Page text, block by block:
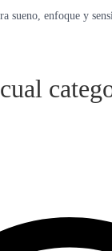
sueno, enfoque y